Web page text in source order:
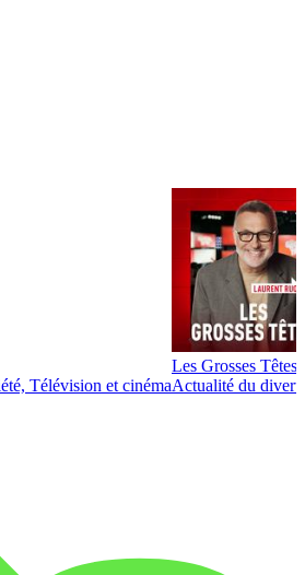
Télévision et cinéma
Les Grosses Têtes
Actualité du